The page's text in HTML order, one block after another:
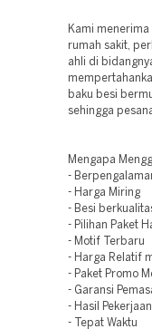
Kami
rumah sakit,
ahli di
baku besi
sehingga
Mengapa
-
- Harga Miring
- Besi
- Pilihan Paket
- Motif Terbaru
- Harga Relatif
- Paket Promo
- Garansi
- Hasil
- Tepat Waktu